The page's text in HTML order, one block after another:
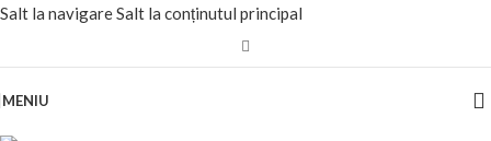
Salt la navigareSalt la conținutul principal
MENIU